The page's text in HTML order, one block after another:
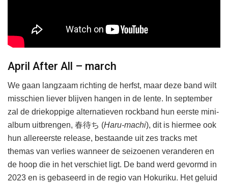
April After All – march
We gaan langzaam richting de herfst, maar deze band wilt
misschien liever blijven hangen in de lente. In september
zal de driekoppige alternatieven rockband hun eerste mini-
album uitbrengen, 春待ち (Haru-machi), dit is hiermee ook
hun allereerste release, bestaande uit zes tracks met
themas van verlies wanneer de seizoenen veranderen en
de hoop die in het verschiet ligt. De band werd gevormd in
2023 en is gebaseerd in de regio van Hokuriku. Het geluid